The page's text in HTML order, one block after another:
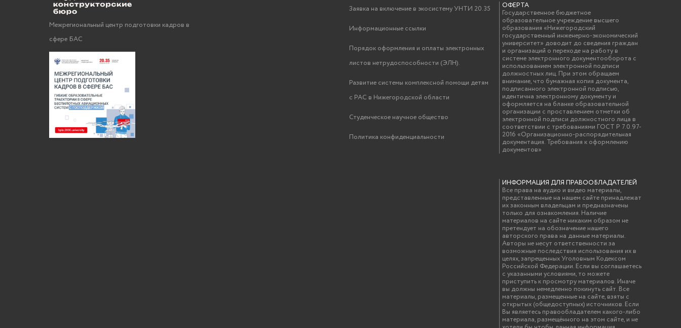
Межрегиональный центр подготовки кадров в
сфере БАС
Заявка на включение в экосистему УНТИ 20.35
Информационные ссылки
Порядок оформления и оплаты электронных
листов нетрудоспособности (ЭЛН).
Развитие системы комплексной помощи детям
с РАС в Нижегородской области
Студенческое научное общество
Политика конфиденциальности
ОФЕРТА
Государственное бюджетное
образовательное учреждение высшего
образования «Нижегородский
государственный инженерно-экономический
университет» доводит до сведения граждан
и организаций о переходе на работу в
системе электронного документооборота с
использованием электронной подписи
должностных лиц. При этом обращаем
внимание, что бумажная копия документа,
подписанного электронной подписью,
идентична электронному документу и
оформляется на бланке образовательной
организации с проставлением отметки об
электронной подписи должностного лица в
соответствии с требованиями ГОСТ Р 7.0.97-
2016 «Организационно-распорядительная
документация. Требования к оформлению
документов»
ИНФОРМАЦИЯ ДЛЯ ПРАВООБЛАДАТЕЛЕЙ
Все права на аудио и видео материалы,
представленные на нашем сайте принадлежат
их законным владельцам и предназначены
только для ознакомления. Наличие
материалов на сайте никаким образом не
претендует на обозначение нашего
авторского права на данные материалы.
Авторы не несут ответственности за
возможные последствия использования их в
целях, запрещенных Уголовным Кодексом
Российской Федерации. Если вы соглашаетесь
с указанными условиями, то можете
приступить к просмотру материалов. Иначе
вы должны немедленно покинуть сайт. Все
материалы, размещенные на сайте, взяты с
открытых (общедоступных) источников. Если
Вы являетесь правообладателем какого-либо
материала, размещённого на этом сайте, и не